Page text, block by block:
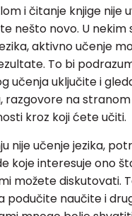
i čitanje knjige nije
nešto novo. U nekim
aktivno učenje
To bi
učenja uključite i
razgovore na stranom
kroz koji ćete učiti.
nije učenje jezika,
koje interesuje ono
možete diskutovati.
podučite naučite i